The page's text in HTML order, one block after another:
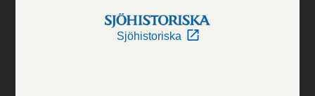
Sjöhistoriska